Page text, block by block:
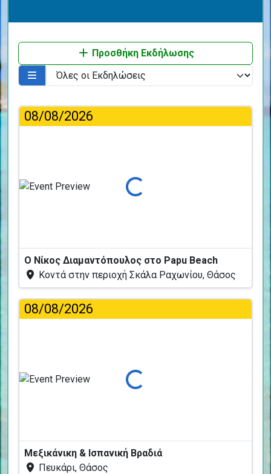
Προσθήκη Εκδήλωσης
08/08/2026
Φόρτωση...
Ο Νίκος Διαμαντόπουλος στο Papu Beach
Κοντά στην περιοχή Σκάλα Ραχωνίου, Θάσος
08/08/2026
Φόρτωση...
Μεξικάνικη & Ισπανική Βραδιά
Πευκάρι, Θάσος